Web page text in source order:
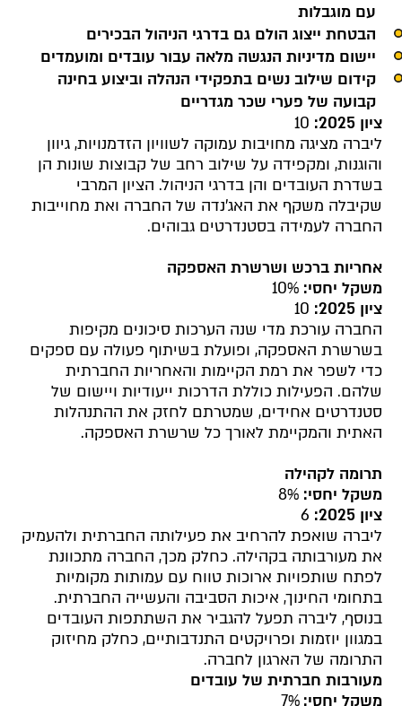
עם מוגבלות
הבטחת ייצוג הולם גם בדרגי הניהול הבכירים
יישום מדיניות הנגשה מלאה עבור עובדים ומועמדים
קידום שילוב נשים בתפקידי הנהלה וביצוע בחינה
קבועה של פערי שכר מגדריים
ציון 2025:
ליברה מציגה מחויבות עמוקה לשוויון הזדמנויות, גיוון
והוגנות, ומקפידה על שילוב רחב של קבוצות שונות הן
בשדרת העובדים והן בדרגי הניהול. הציון המרבי
שקיבלה משקף את האג'נדה של החברה ואת מחוייבות
החברה לעמידה בסטנדרטים גבוהים.
אחריות ברכש ושרשרת האספקה
משקל יחסי: 10%
ציון 2025:
החברה עורכת מדי שנה הערכות סיכונים מקיפות
בשרשרת האספקה, ופועלת בשיתוף פעולה עם ספקים
כדי לשפר את רמת הקיימות והאחריות החברתית
שלהם. הפעילות כוללת הדרכות ייעודיות ויישום של
סטנדרטים אחידים, שמטרתם לחזק את ההתנהלות
האתית והמקיימת לאורך כל שרשרת האספקה.
תרומה לקהילה
משקל יחסי: 8%
ציון 2025:
ליברה שואפת להרחיב את פעילותה החברתית ולהעמיק
את מעורבותה בקהילה. כחלק מכך, החברה מתכוונת
לפתח שותפויות ארוכות טווח עם עמותות מקומיות
בתחומי החינוך, איכות הסביבה והעשייה החברתית.
בנוסף, ליברה תפעל להגביר את השתתפות העובדים
במגוון יוזמות ופרויקטים התנדבותיים, כחלק מחיזוק
התרומה של הארגון לחברה.
מעורבות חברתית של עובדים
משקל יחסי: 7%